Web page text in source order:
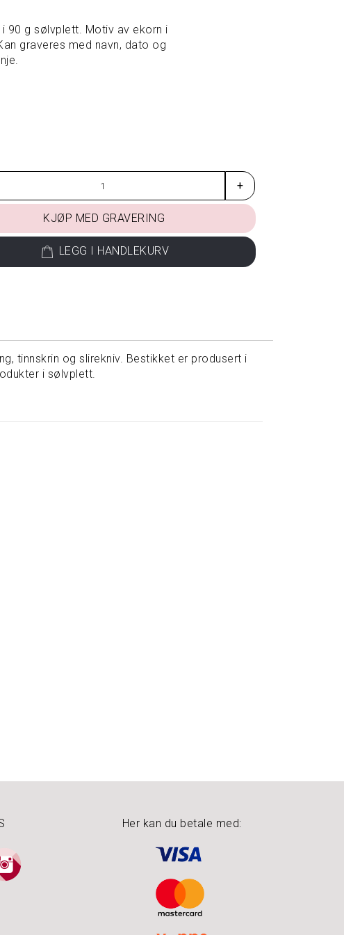
i 90 g sølvplett. Motiv av ekorn i
graveres med navn, dato og
+
KJØP MED GRAVERING
LEGG I HANDLEKURV
tinnskrin og slirekniv. Bestikket er produsert i
i sølvplett.
Her kan du betale med: